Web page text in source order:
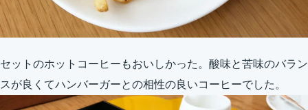
セットのホットコーヒーもおいしかった。酸味と苦味のバラン
スが良くてハンバーガーとの相性の良いコーヒーでした。